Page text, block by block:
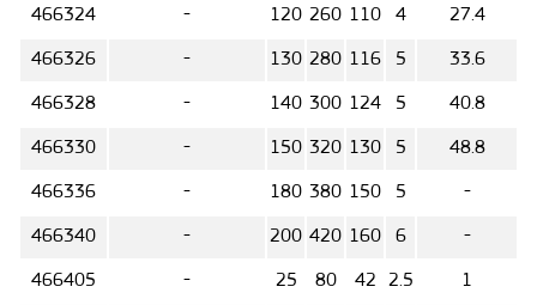
466324 - 120 260 110 4 27.4
466326 - 130 280 116 5 33.6
466328 - 140 300 124 5 40.8
466330 - 150 320 130 5 48.8
466336 - 180 380 150 5 -
466340 - 200 420 160 6 -
466405 - 25 80 42 2.5 1